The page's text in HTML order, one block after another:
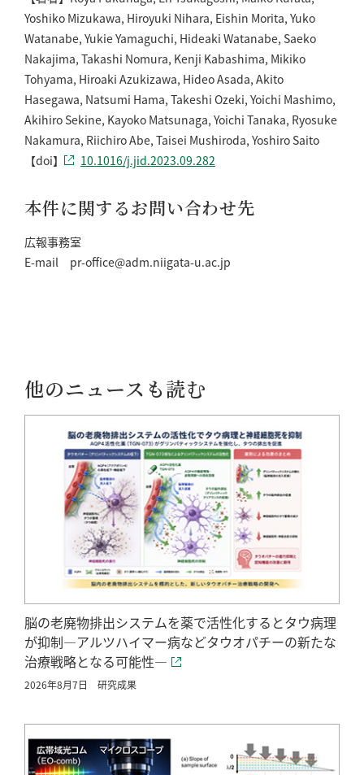
Yoshiko Mizukawa, Hiroyuki Nihara, Eishin Morita, Yuko
Watanabe, Yukie Yamaguchi, Hideaki Watanabe, Saeko
Nakajima, Takashi Nomura, Kenji Kabashima, Mikiko
Tohyama, Hiroaki Azukizawa, Hideo Asada, Akito
Hasegawa, Natsumi Hama, Takeshi Ozeki, Yoichi Mashimo,
Akihiro Sekine, Kayoko Matsunaga, Yoichi Tanaka, Ryosuke
Nakamura, Riichiro Abe, Taisei Mushiroda, Yoshiro Saito
【doi】
10.1016/j.jid.2023.09.282
本件に関するお問い合わせ先
広報事務室
E-mail pr-office@adm.niigata-u.ac.jp
他のニュースも読む
脳の老廃物排出システムを薬で活性化するとタウ病理
が抑制―アルツハイマー病などタウオパチーの新たな
治療戦略となる可能性―
2026年8月7日 研究成果